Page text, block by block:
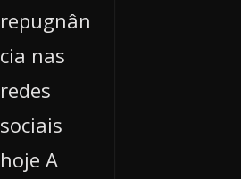
repugnân
cia nas
redes
sociais
hoje A